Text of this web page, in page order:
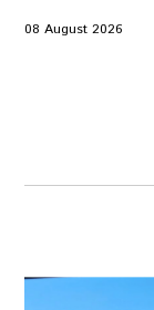
08 August 2026